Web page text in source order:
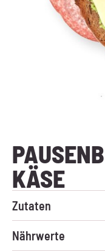
KÄSE
Zutaten
Nährwerte